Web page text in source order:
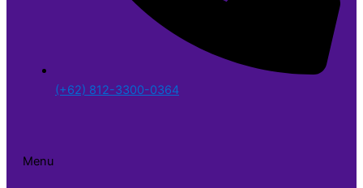
(+62) 812-3300-0364
Menu